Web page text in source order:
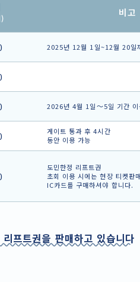
비고
2025년 12월 1일~12월 20일
2026년 4월 1일～5일 기간 이
게이트 통과 후 4시간
동안 이용 가능
도민한정 리프트권
초회 이용 시에는 현장 티켓판
IC카드를 구매하셔야 합니다.
프트권을 판매하고 있습니다